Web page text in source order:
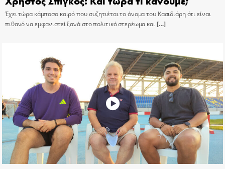
Έχει τώρα κάμποσο καιρό που συζητιέται το όνομα του Κασιδιάρη ότι είναι
πιθανό να εμφανιστεί ξανά στο πολιτικό στερέωμα και[…]